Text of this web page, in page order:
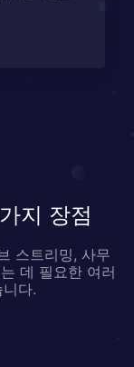
지 장점
스트리밍, 사무
데 필요한 여러
다.